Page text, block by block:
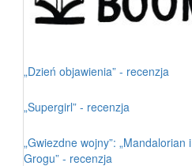
„Dzień objawienia” - recenzja
„Supergirl” - recenzja
„Gwiezdne wojny”: „Mandalorian i
Grogu” - recenzja